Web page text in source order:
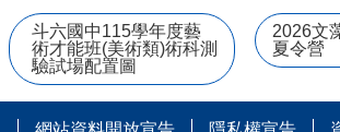
端
學
院
課
程
平
斗六國中115學年度藝
術才能班(美術類)術科測
驗試場配置圖
2026文
夏令營